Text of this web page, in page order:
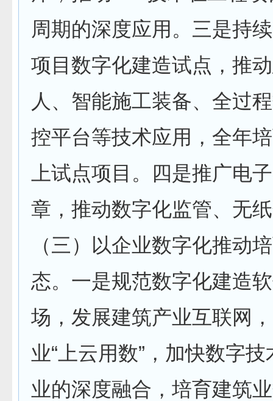
周期的深度应用。三是持
项目数字化建造试点，推
人、智能施工装备、全过
控平台等技术应用，全年
上试点项目。四是推广电
章，推动数字化监管、无
（三）以企业数字化推动
态。一是规范数字化建造
场，发展建筑产业互联网
业“上云用数”，加快数字
业的深度融合，培育建筑